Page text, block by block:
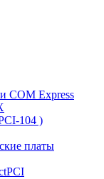
COM Express
104 )
платы